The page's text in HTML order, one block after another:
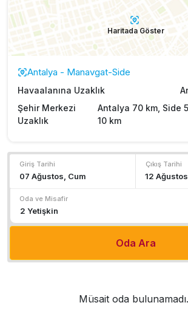
Haritada Göster
Antalya - Manavgat-Side
Havaalanına Uzaklık
Şehir Merkezi
Uzaklık
Antalya 70 km, Side
10 km
Giriş Tarihi Çıkış Tarihi
Oda ve Misafir
Oda Ara
Müsait oda